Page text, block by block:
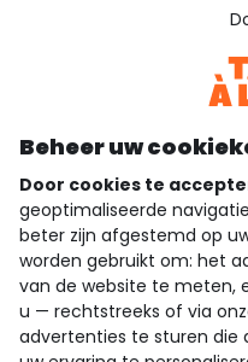
Bekijk de
Ontdek
wie zijn we?
hulp nodig
loyalty club
Beheer uw
Door cookies te
geoptimaliseerde
beter zijn afgestemd op
worden gebruikt om: het
van de website te meten,
u — rechtstreeks of via
advertenties te sturen die